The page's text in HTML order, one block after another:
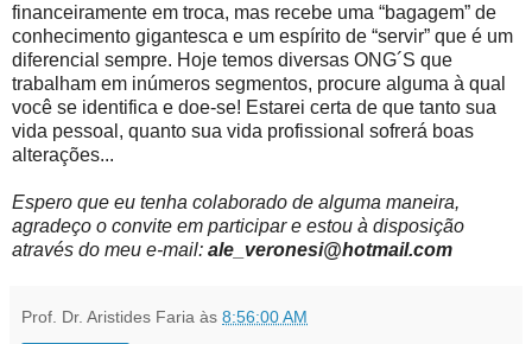
financeiramente em troca, mas recebe uma “bagagem” de
conhecimento gigantesca e um espírito de “servir” que é um
diferencial sempre. Hoje temos diversas ONG´S que
trabalham em inúmeros segmentos, procure alguma à qual
você se identifica e doe-se! Estarei certa de que tanto sua
vida pessoal, quanto sua vida profissional sofrerá boas
alterações...
Espero que eu tenha colaborado de alguma maneira,
agradeço o convite em participar e estou à disposição
através do meu e-mail: ale_veronesi@hotmail.com
Prof. Dr. Aristides Faria às 8:56:00 AM